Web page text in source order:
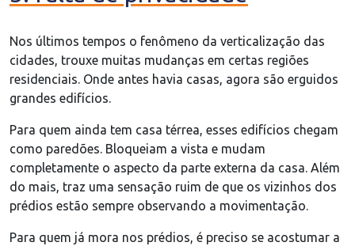
Nos últimos tempos o fenômeno da verticalização das
cidades, trouxe muitas mudanças em certas regiões
residenciais. Onde antes havia casas, agora são erguidos
grandes edifícios.
Para quem ainda tem casa térrea, esses edifícios chegam
como paredões. Bloqueiam a vista e mudam
completamente o aspecto da parte externa da casa. Além
do mais, traz uma sensação ruim de que os vizinhos dos
prédios estão sempre observando a movimentação.
Para quem já mora nos prédios, é preciso se acostumar a